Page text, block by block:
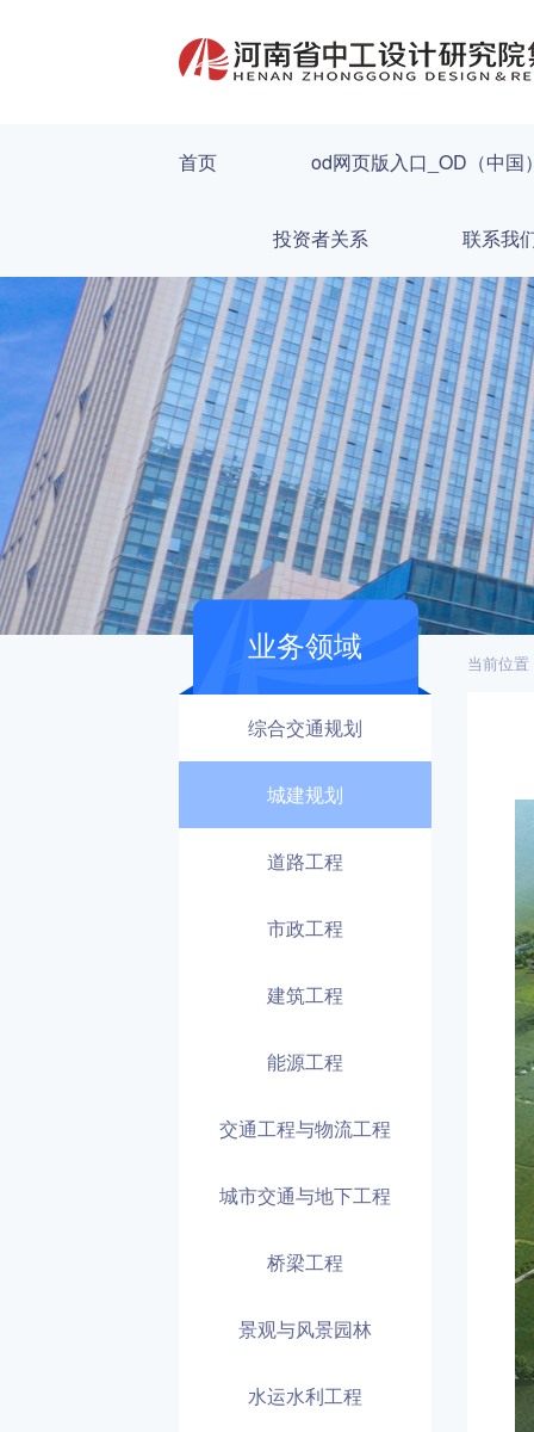
首页 od网页版入口_OD（中国
投资者关系 联系我
业务领域
综合交通规划
城建规划
道路工程
市政工程
建筑工程
能源工程
交通工程与物流工程
城市交通与地下工程
桥梁工程
景观与风景园林
水运水利工程
当前位